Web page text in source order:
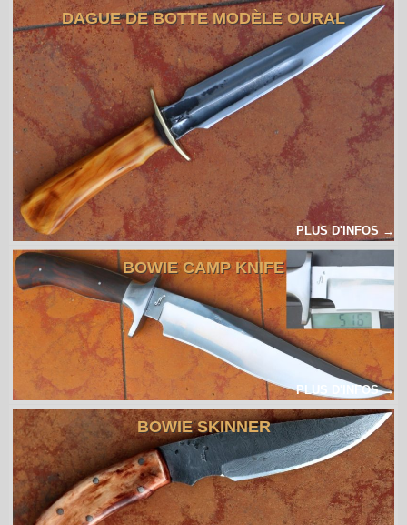
DAGUE DE BOTTE MODÈLE OURAL
PLUS D'INFOS →
BOWIE CAMP KNIFE
PLUS D'INFOS →
BOWIE SKINNER